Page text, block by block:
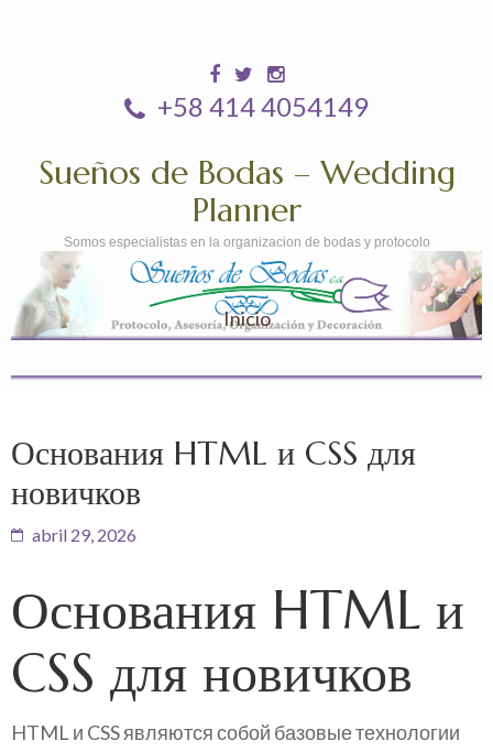
+58 414 4054149
Sueños de Bodas – Wedding
Planner
Somos especialistas en la organizacion de bodas y protocolo
Inicio
Основания HTML и CSS для
новичков
abril 29, 2026
Основания HTML и
CSS для новичков
HTML и CSS являются собой базовые технологии